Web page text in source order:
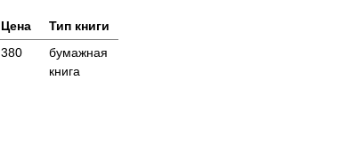
Цена
Тип книги
380
бумажная
книга